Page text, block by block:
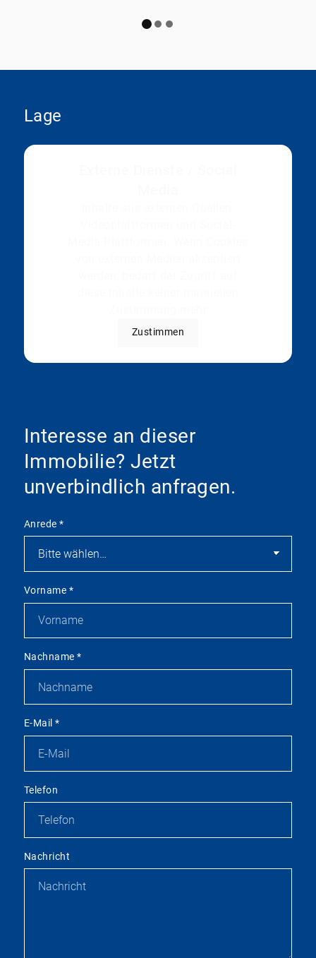
Lage
Zustimmen
Interesse an dieser
Immobilie? Jetzt
unverbindlich anfragen.
Anrede*
Vorname *
Nachname*
E-Mail*
Telefon
Nachricht